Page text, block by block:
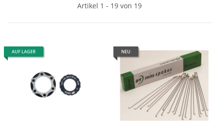
Artikel 1 - 19 von 19
AUF LAGER NEU